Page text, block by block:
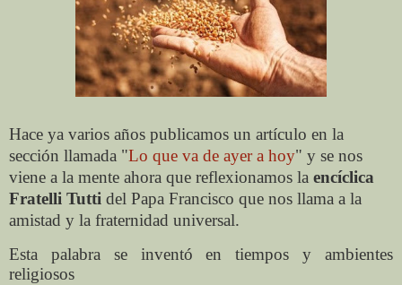
Hace ya varios años publicamos un artículo en la
sección llamada "Lo que va de ayer a hoy" y se nos
viene a la mente ahora que reflexionamos la encíclica
Fratelli Tutti del Papa Francisco que nos llama a la
amistad y la fraternidad universal.
Esta palabra se inventó en tiempos y ambientes
religiosos